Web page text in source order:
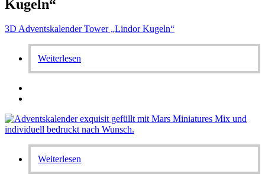
Kugeln“
3D Adventskalender Tower „Lindor Kugeln“
Weiterlesen
Weiterlesen